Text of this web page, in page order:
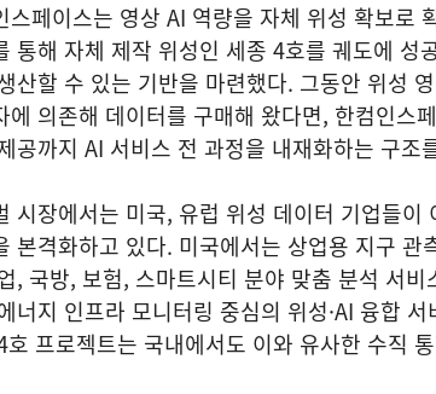
스페이스는 영상 AI 역량을 자체 위성 확보로
통해 자체 제작 위성인 세종 4호를 궤도에 성
산할 수 있는 기반을 마련했다. 그동안 위성
에 의존해 데이터를 구매해 왔다면, 한컴인스
공까지 AI 서비스 전 과정을 내재화하는 구조
시장에서는 미국, 유럽 위성 데이터 기업들
본격화하고 있다. 미국에서는 상업용 지구
, 국방, 보험, 스마트시티 분야 맞춤 분석 서
너지 인프라 모니터링 중심의 위성·AI 융합
호 프로젝트는 국내에서도 이와 유사한 수직